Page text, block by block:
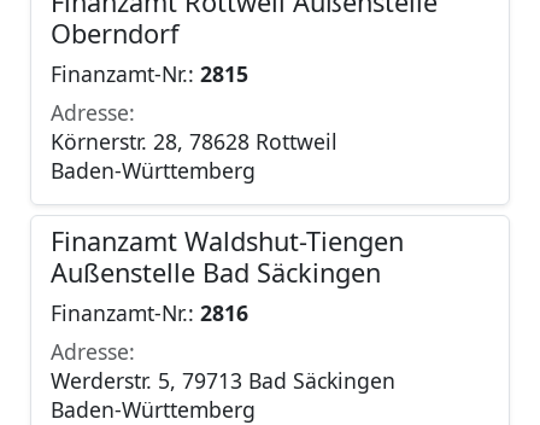
Oberndorf
Finanzamt-Nr.: 2815
Adresse:
Körnerstr. 28, 78628 Rottweil
Baden-Württemberg
Finanzamt Waldshut-Tiengen
Außenstelle Bad Säckingen
Finanzamt-Nr.: 2816
Adresse:
Werderstr. 5, 79713 Bad Säckingen
Baden-Württemberg